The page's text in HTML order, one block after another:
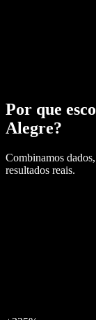
Por que
Alegre?
Combinamos
resultados reais.